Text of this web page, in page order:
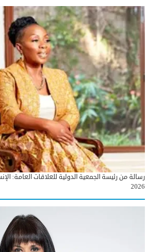
رسالة من رئيسة الجمعية الدولية للعلاقات العامة:
2026